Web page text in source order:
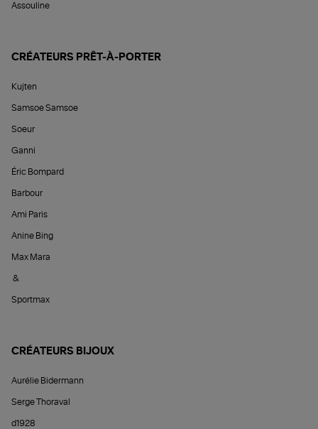
Assouline
CRÉATEURS PRÊT-À-PORTER
Kujten
Samsoe Samsoe
Soeur
Ganni
Éric Bompard
Barbour
Ami Paris
Anine Bing
Max Mara
&
Sportmax
CRÉATEURS BIJOUX
Aurélie Bidermann
Serge Thoraval
d1928